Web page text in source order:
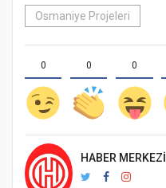
Osmaniye Projeleri
0 0 0
HABER MERKEZI